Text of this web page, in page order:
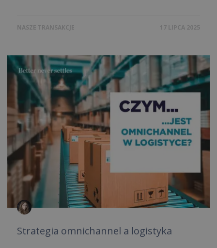
NASZE TRANSAKCJE 17 LIPCA 2025
Strategia omnichannel a logistyka